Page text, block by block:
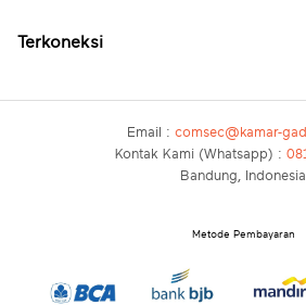
Terkoneksi
Email : comsec@kamar-
Kontak Kami (Whatsapp) :
Bandung, Indonesia
Metode Pembayaran